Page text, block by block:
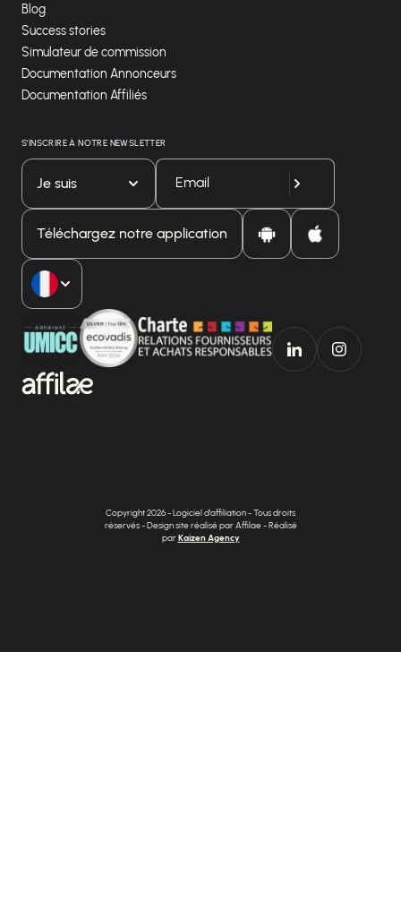
Blog
Success stories
Simulateur de commission
Documentation Annonceurs
Documentation Affiliés
S'INSCRIRE À NOTRE NEWSLETTER
Je suis
Téléchargez notre application
Copyright 2026 - Logiciel d'affiliation - Tous droits
réservés - Design site réalisé par Affilae - Réalisé
parKaizen Agency